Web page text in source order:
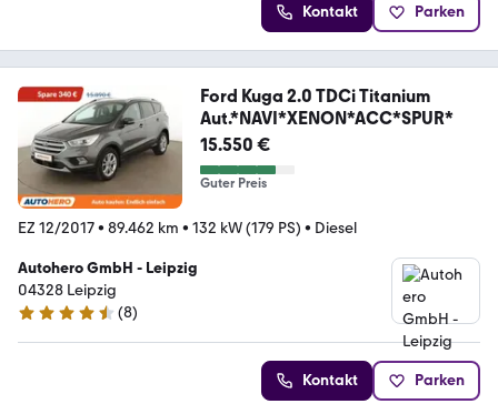
Kontakt Parken
Ford Kuga 2.0 TDCi Titanium
Aut.*NAVI*XENON*ACC*SPUR*
15.550 €
Guter Preis
EZ 12/2017• 89.462 km • 132 kW (179 PS) • Diesel
Autohero GmbH - Leipzig
04328 Leipzig
4.3 Sterne
(8)
Kontakt Parken